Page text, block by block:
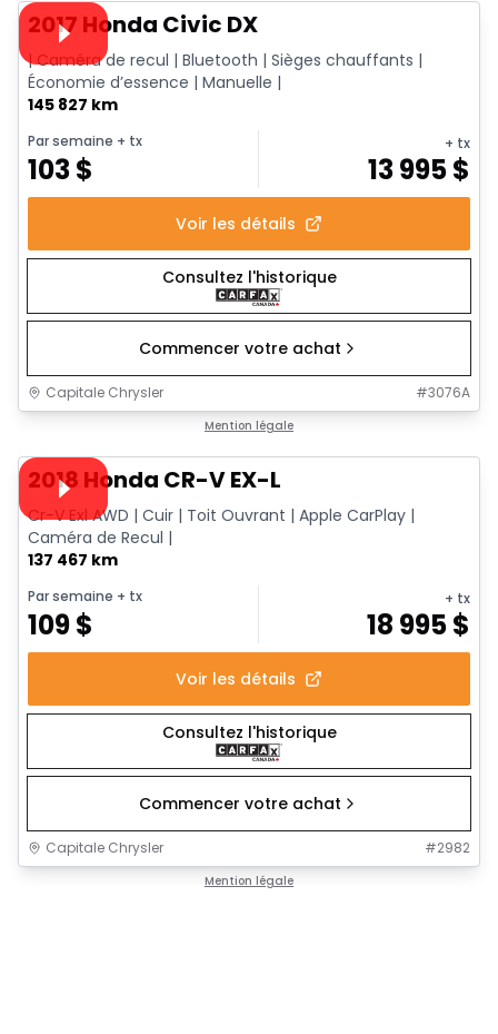
Vidéo disponible
2017 Honda Civic DX
| Caméra de recul | Bluetooth | Sièges chauffants |
Économie d’essence | Manuelle |
145 827 km
Par semaine + tx
103$
+ tx
13 995$
Voir les détails
Consultez l'historique
Commencer votre achat
Capitale Chrysler #3076A
Mention légale
Vidéo disponible
2018 Honda CR-V EX-L
Cr-V Exl AWD | Cuir | Toit Ouvrant | Apple CarPlay |
Caméra de Recul |
137 467 km
Par semaine + tx
109$
+ tx
18 995$
Voir les détails
Consultez l'historique
Commencer votre achat
Capitale Chrysler #2982
Mention légale